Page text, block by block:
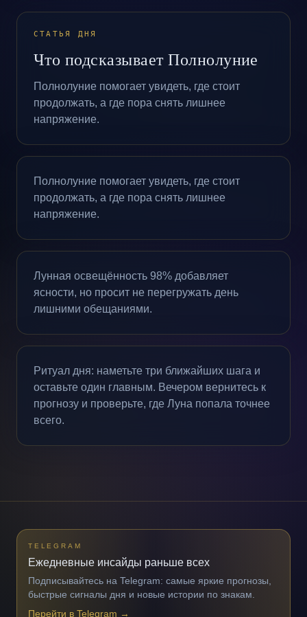
СТАТЬЯ ДНЯ
Что подсказывает Полнолуние
Полнолуние помогает увидеть, где стоит
продолжать, а где пора снять лишнее
напряжение.
Полнолуние помогает увидеть, где стоит
продолжать, а где пора снять лишнее
напряжение.
Лунная освещённость 98% добавляет
ясности, но просит не перегружать день
лишними обещаниями.
Ритуал дня: наметьте три ближайших шага и
оставьте один главным. Вечером вернитесь к
прогнозу и проверьте, где Луна попала точнее
всего.
TELEGRAM
Ежедневные инсайды раньше всех
Подписывайтесь на Telegram: самые яркие прогнозы,
быстрые сигналы дня и новые истории по знакам.
Перейти в Telegram →